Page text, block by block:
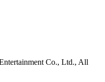
Co., Ltd., All